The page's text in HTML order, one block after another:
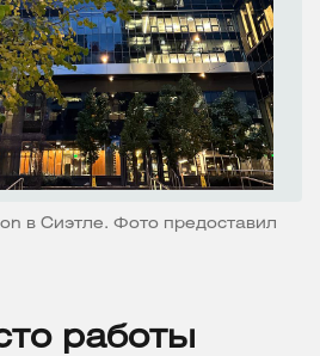
в Сиэтле. Фото предоставил
работы